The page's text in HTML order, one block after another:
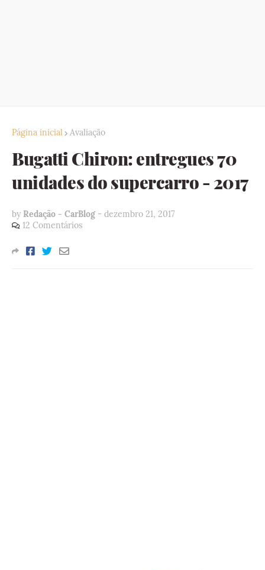
Página inicial Avaliação
Bugatti Chiron: entregues 70
unidades do supercarro - 2017
by Redação - CarBlog - dezembro 21, 2017
12 Comentários